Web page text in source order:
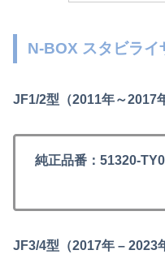
N-BOX スタビライ
JF1/2型（2011年～2017
純正品番：51320-
JF3/4型（2017年 – 2023